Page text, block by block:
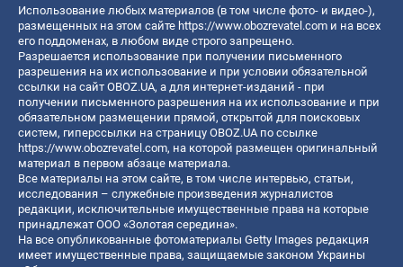
Использование любых материалов (в том числе фото- и видео-),
размещенных на этом сайте https://www.obozrevatel.com и на всех
его поддоменах, в любом виде строго запрещено.
Разрешается использование при получении письменного
разрешения на их использование и при условии обязательной
ссылки на сайт OBOZ.UA, а для интернет-изданий - при
получении письменного разрешения на их использование и при
обязательном размещении прямой, открытой для поисковых
систем, гиперссылки на страницу OBOZ.UA по ссылке
https://www.obozrevatel.com, на которой размещен оригинальный
материал в первом абзаце материала.
Все материалы на этом сайте, в том числе интервью, статьи,
исследования – служебные произведения журналистов
редакции, исключительные имущественные права на которые
принадлежат ООО «Золотая середина».
На все опубликованные фотоматериалы Getty Images редакция
имеет имущественные права, защищаемые законом Украины